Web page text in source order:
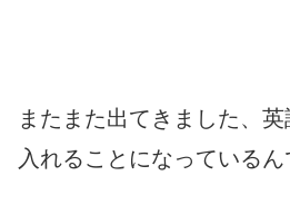
またまた出てきました、
入れることになっているん